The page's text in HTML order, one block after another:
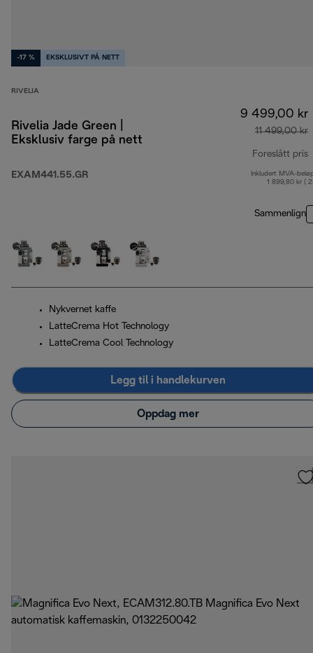
-17 % EKSKLUSIVT PÅ NETT
RIVELIA
Rivelia Jade Green |
Eksklusiv farge på nett
EXAM441.55.GR
9 499,00 kr
11 499,00 kr
Foreslått pris
Inkludert MVA-
1 899,80 kr (
Sammenlign
Nykvernet kaffe
LatteCrema Hot Technology
LatteCrema Cool Technology
Legg til i handlekurven
Oppdag mer